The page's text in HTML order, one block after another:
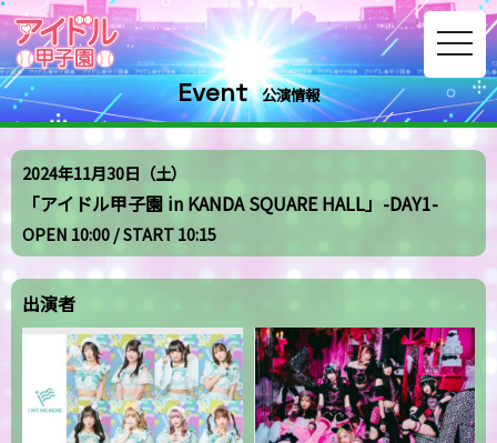
Event 公演情報
2024年11月30日（土）
「アイドル甲子園 in KANDA SQUARE HALL」-DAY1-
OPEN 10:00 / START 10:15
出演者
toggle